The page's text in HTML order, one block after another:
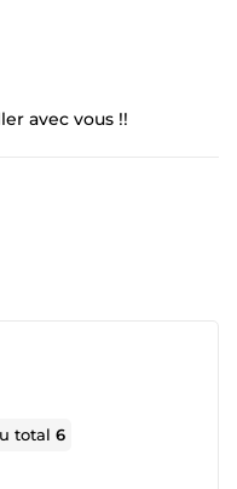
avec vous !!
total6